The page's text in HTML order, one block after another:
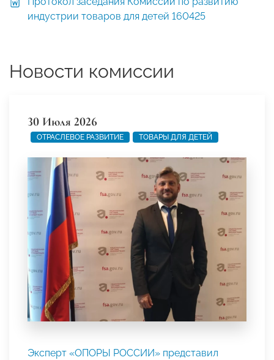
индустрии товаров для детей 160425
Новости комиссии
30 Июля 2026
ОТРАСЛЕВОЕ РАЗВИТИЕ ТОВАРЫ ДЛЯ ДЕТЕЙ
Эксперт «ОПОРЫ РОССИИ» представил